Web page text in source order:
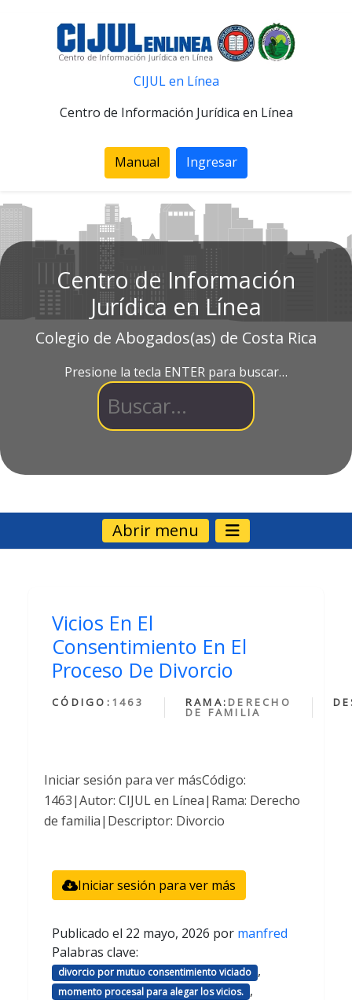
CIJUL en Línea
Centro de Información Jurídica en Línea
Manual Ingresar
Centro de Información
Jurídica en Línea
Colegio de Abogados(as) de Costa Rica
Presione la tecla ENTER para buscar…
Abrir menu
Vicios En El
Consentimiento En El
Proceso De Divorcio
CÓDIGO: 1463 RAMA: DERECHO
DE FAMILIA
Iniciar sesión para ver másCódigo:
1463|Autor: CIJUL en Línea|Rama: Derecho
de familia|Descriptor: Divorcio
Iniciar sesión para ver más
Publicado el 22 mayo, 2026 por manfred
Palabras clave:
divorcio por mutuo consentimiento viciado ,
momento procesal para alegar los vicios. ,